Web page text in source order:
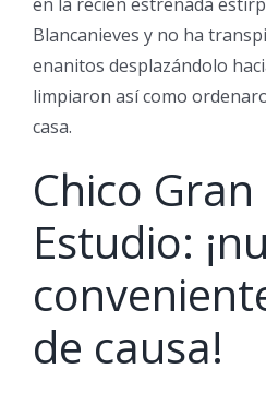
Blancanieves y no ha
enanitos desplazándolo
limpiaron así­ como
casa.
Chico
Estudio:
de causa!